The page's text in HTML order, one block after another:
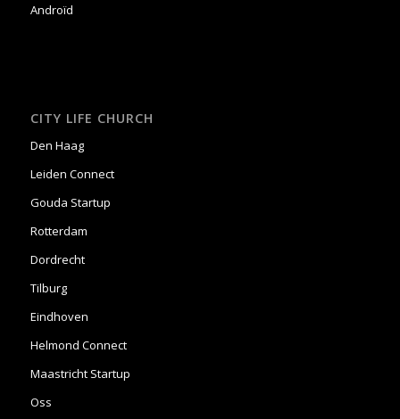
Androïd
CITY LIFE CHURCH
Den Haag
Leiden Connect
Gouda Startup
Rotterdam
Dordrecht
Tilburg
Eindhoven
Helmond Connect
Maastricht Startup
Oss